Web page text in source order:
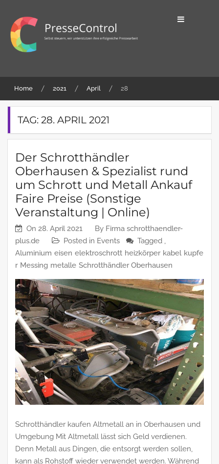
content
PresseControl
erfolgreiche Pressearbeit
Home 2021 April 28
TAG: 28. APRIL 2021
Der Schrotthändler
Oberhausen & Spezialist rund
um Schrott und Metall Ankauf
Faire Preise (Sonstige
Veranstaltung | Online)
On 28. April 2021 By Firma schrotthaendler-
plus.de
Posted in Events
Tagged ,
Aluminium eisen elektroschrott heizkörper kabel kupfe
r Messing metalle Schrotthändler Oberhausen
Schrotthändler kaufen Altmetall an in Oberhausen und
Umgebung Mit Altmetall lässt sich Geld verdienen.
Denn Metall aus Dingen, die entsorgt werden sollen,
kann als Rohstoff wieder verwendet werden. Während